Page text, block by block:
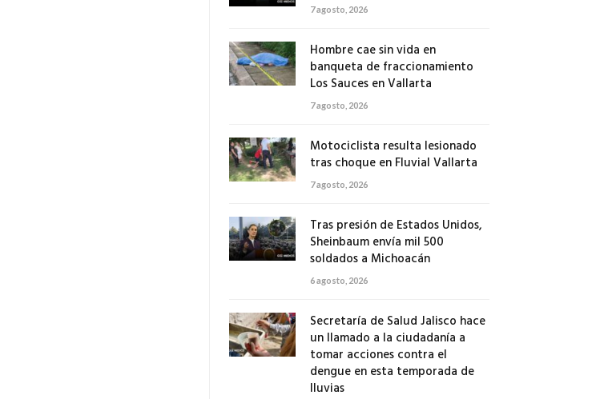
7 agosto, 2026
Hombre cae sin vida en
banqueta de fraccionamiento
Los Sauces en Vallarta
7 agosto, 2026
Motociclista resulta lesionado
tras choque en Fluvial Vallarta
7 agosto, 2026
Tras presión de Estados Unidos,
Sheinbaum envía mil 500
soldados a Michoacán
6 agosto, 2026
Secretaría de Salud Jalisco hace
un llamado a la ciudadanía a
tomar acciones contra el
dengue en esta temporada de
lluvias